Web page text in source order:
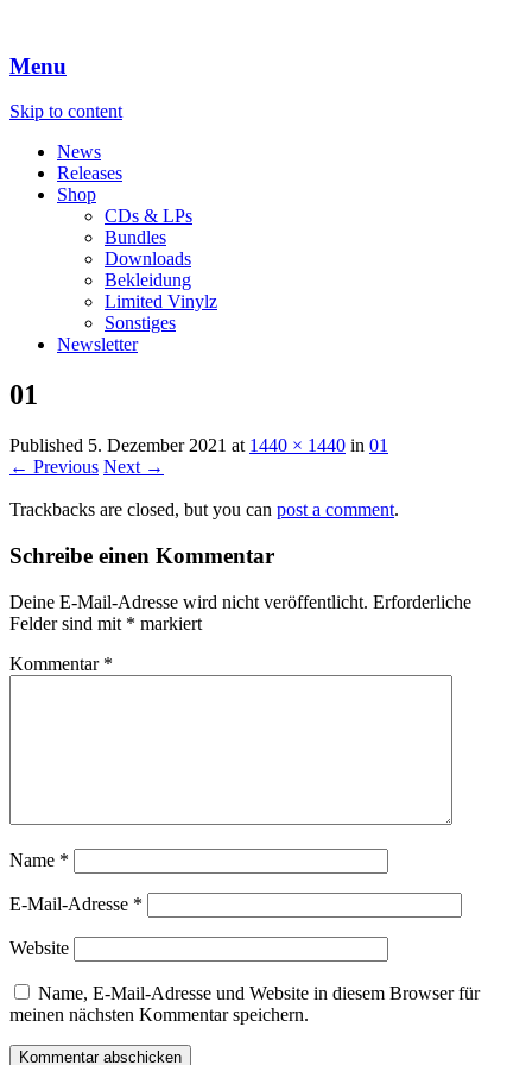
Menu
Skip to content
News
Releases
Shop
CDs & LPs
Bundles
Downloads
Bekleidung
Limited Vinylz
Sonstiges
Newsletter
01
Published 5. Dezember 2021 at 1440 × 1440 in 01
← Previous Next →
Trackbacks are closed, but you can post a comment.
Schreibe einen Kommentar
Deine E-Mail-Adresse wird nicht veröffentlicht. Erforderliche
Felder sind mit * markiert
Kommentar *
Name *
E-Mail-Adresse *
Website
Name, E-Mail-Adresse und Website in diesem Browser für
meinen nächsten Kommentar speichern.